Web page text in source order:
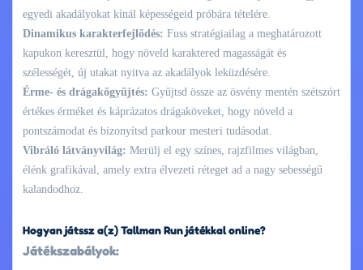
egyedi akadályokat kínál képességeid próbára tételére.
Dinamikus karakterfejlődés: Fuss stratégiailag a meghatározott
kapukon keresztül, hogy növeld karaktered magasságát és
szélességét, új utakat nyitva az akadályok leküzdésére.
Érme- és drágakőgyűjtés: Gyűjtsd össze az ösvény mentén szétszórt
értékes érméket és káprázatos drágaköveket, hogy növeld a
pontszámodat és bizonyítsd parkour mesteri tudásodat.
Vibráló látványvilág: Merülj el egy színes, rajzfilmes világban,
élénk grafikával, amely extra élvezeti réteget ad a nagy sebességű
kalandodhoz.
Hogyan játssz a(z) Tallman Run játékkal online?
Játékszabályok: